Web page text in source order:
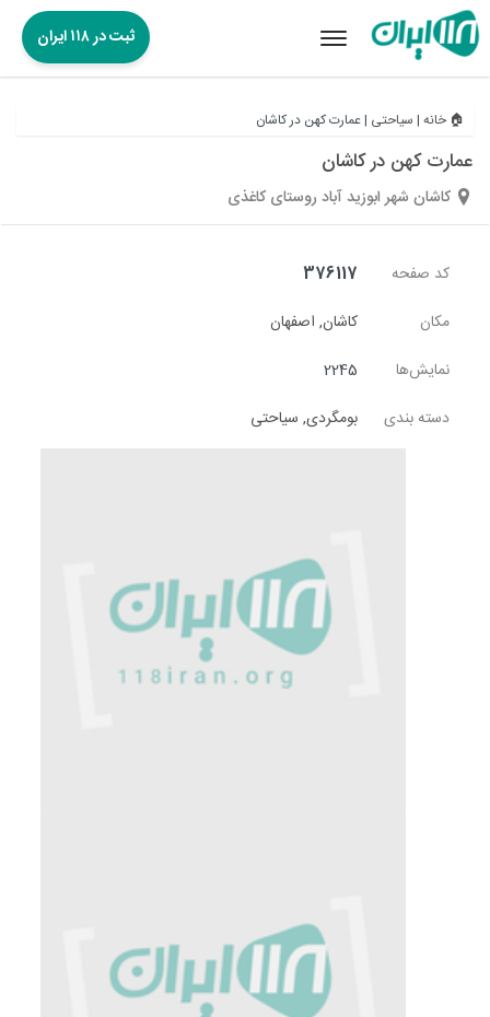
Toggle
ثبت در ۱۱۸ ایران
🏠 خانه | سیاحتی |عمارت کهن در کاشان
عمارت کهن در کاشان
کاشان شهر ابوزید آباد روستای کاغذی
کد صفحه
376117
مکان
کاشان, اصفهان
نمایش‌ها
2245
دسته بندی
بومگردی, سیاحتی